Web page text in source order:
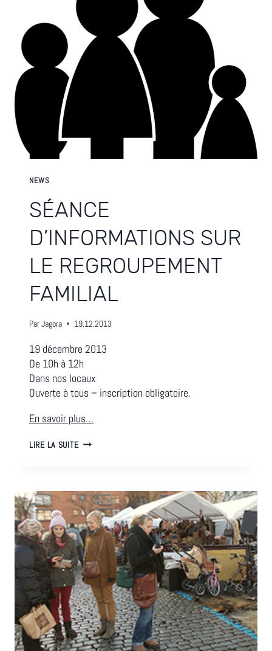
NEWS
SÉANCE
D’INFORMATIONS SUR
LE REGROUPEMENT
FAMILIAL
ParJagora 19.12.2013
19 décembre 2013
De 10h à 12h
Dans nos locaux
Ouverte à tous – inscription obligatoire.
En savoir plus…
LIRE LA SUITESÉANCE
REGROUPEMENT
FAMILIAL